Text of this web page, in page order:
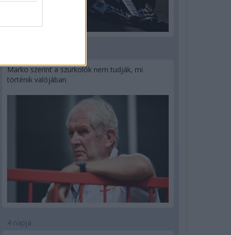
Marko szerint a szurkolók nem tudják, mi
történik valójában
4 napja